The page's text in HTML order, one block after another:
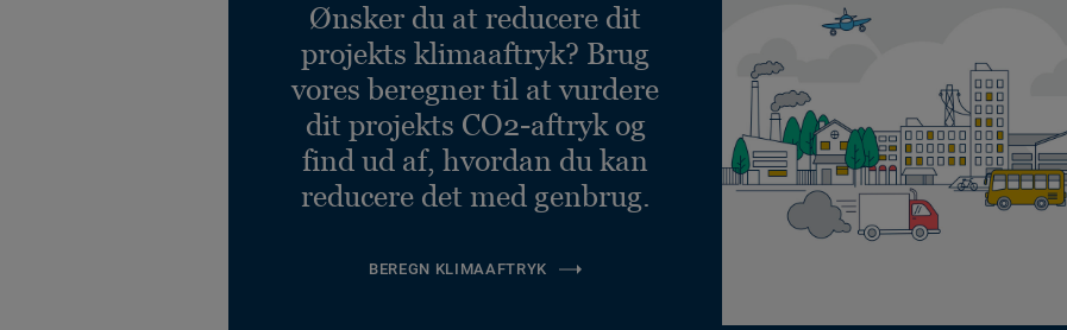
Ønsker du at reducere dit
projekts klimaaftryk? Brug
vores beregner til at vurdere
dit projekts CO2-aftryk og
find ud af, hvordan du kan
reducere det med genbrug.
BEREGN KLIMAAFTRYK